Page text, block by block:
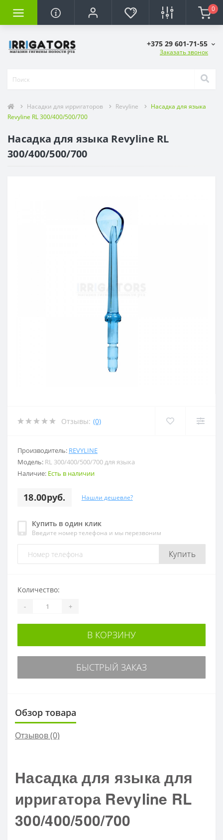
0
+375 29 601-71-55
Заказать звонок
Насадки для ирригаторов Revyline
Насадка для языка
Revyline RL 300/400/500/700
Насадка для языка Revyline RL
300/400/500/700
Отзывы: (0)
Производитель: REVYLINE
Модель: RL 300/400/500/700 для языка
Наличие: Есть в наличии
18.00руб. Нашли дешевле?
Купить в один клик
Введите номер телефона и мы перезвоним
Купить
Количество:
- +
В КОРЗИНУ
БЫСТРЫЙ ЗАКАЗ
Обзор товара
Отзывов (0)
Насадка для языка для
ирригатора Revyline RL
300/400/500/700